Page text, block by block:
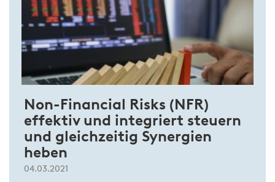
Non-Financial Risks (NFR)
effektiv und integriert steuern
und gleichzeitig Synergien
heben
04.03.2021